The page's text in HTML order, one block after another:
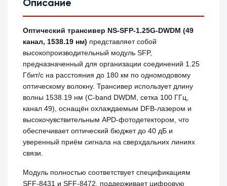
Описание
Оптический трансивер NS-SFP-1.25G-DWDM (49
канал, 1538.19 нм) представляет собой
высокопроизводительный модуль SFP,
предназначенный для организации соединений 1.25
Гбит/с на расстояния до 180 км по одномодовому
оптическому волокну. Трансивер использует длину
волны 1538.19 нм (C-band DWDM, сетка 100 ГГц,
канал 49), оснащён охлаждаемым DFB-лазером и
высокочувствительным APD-фотодетектором, что
обеспечивает оптический бюджет до 40 дБ и
уверенный приём сигнала на сверхдальних линиях
связи.
Модуль полностью соответствует спецификациям
SFF-8431 и SFF-8472, поддерживает цифровую